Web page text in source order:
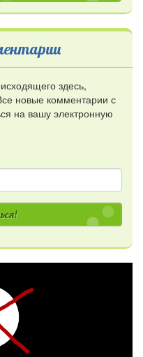
здесь,
новые комментарии с
на вашу электронную